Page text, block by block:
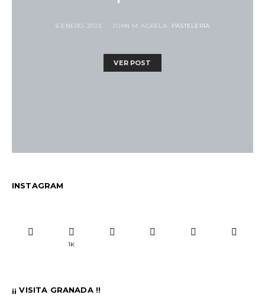
6 ENERO, 2023 JUAN M. AGRELA PASTELERÍA
VER POST
INSTAGRAM
1K
¡¡ VISITA GRANADA !!